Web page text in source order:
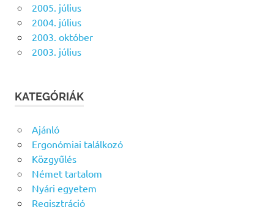
2005. július
2004. július
2003. október
2003. július
KATEGÓRIÁK
Ajánló
Ergonómiai találkozó
Közgyűlés
Német tartalom
Nyári egyetem
Regisztráció